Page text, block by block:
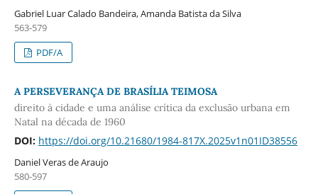
Gabriel Luar Calado Bandeira, Amanda Batista da Silva
563-579
PDF/A
A PERSEVERANÇA DE BRASÍLIA TEIMOSA
direito à cidade e uma análise crítica da exclusão urbana em
Natal na década de 1960
DOI: https://doi.org/10.21680/1984-817X.2025v1n01ID38556
Daniel Veras de Araujo
580-597